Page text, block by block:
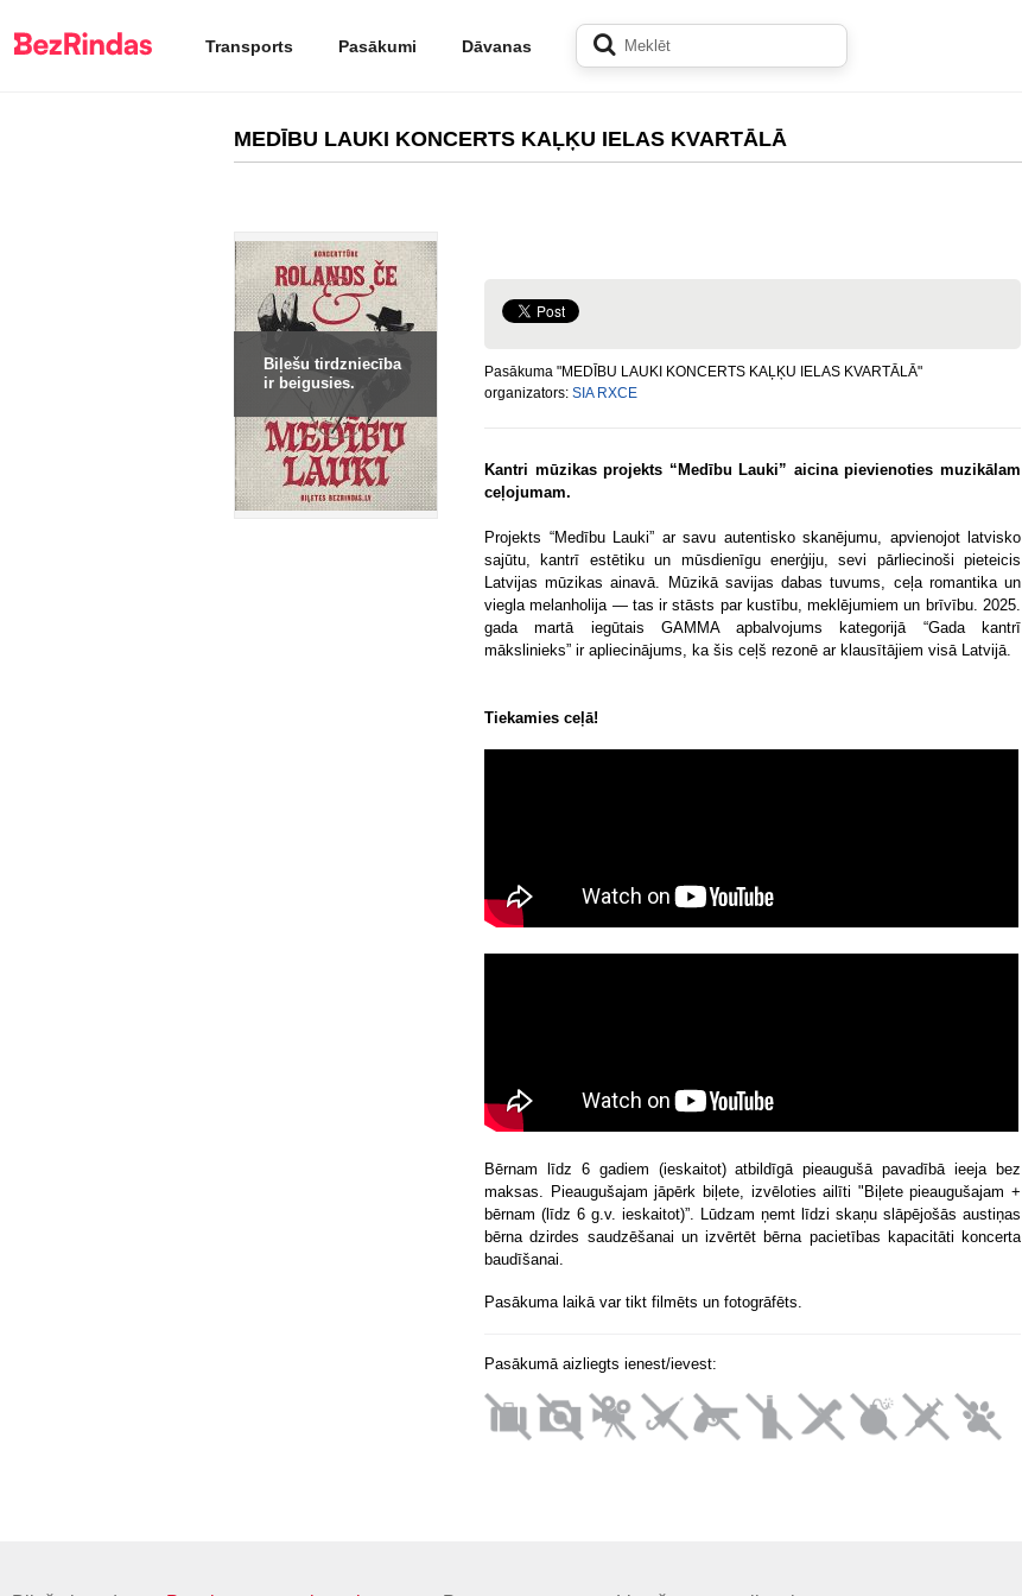
Transports Pasākumi Dāvanas
MEDĪBU LAUKI KONCERTS KAĻĶU IELAS KVARTĀLĀ
Biļešu tirdzniecība
ir beigusies.
Pasākuma "MEDĪBU LAUKI KONCERTS KAĻĶU IELAS KVARTĀLĀ"
organizators: SIA RXCE
Kantri mūzikas projekts “Medību Lauki” aicina pievienoties muzikālam
ceļojumam.
Projekts “Medību Lauki” ar savu autentisko skanējumu, apvienojot latvisko
sajūtu, kantrī estētiku un mūsdienīgu enerģiju, sevi pārliecinoši pieteicis
Latvijas mūzikas ainavā. Mūzikā savijas dabas tuvums, ceļa romantika un
viegla melanholija — tas ir stāsts par kustību, meklējumiem un brīvību. 2025.
gada martā iegūtais GAMMA apbalvojums kategorijā “Gada kantrī
mākslinieks” ir apliecinājums, ka šis ceļš rezonē ar klausītājiem visā Latvijā.
Tiekamies ceļā!
Bērnam līdz 6 gadiem (ieskaitot) atbildīgā pieaugušā pavadībā ieeja bez
maksas. Pieaugušajam jāpērk biļete, izvēloties ailīti "Biļete pieaugušajam +
bērnam (līdz 6 g.v. ieskaitot)”. Lūdzam ņemt līdzi skaņu slāpējošās austiņas
bērna dzirdes saudzēšanai un izvērtēt bērna pacietības kapacitāti koncerta
baudīšanai.
Pasākuma laikā var tikt filmēts un fotogrāfēts.
Pasākumā aizliegts ienest/ievest: